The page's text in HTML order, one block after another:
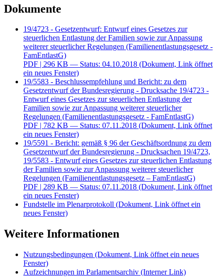
Dokumente
19/4723 - Gesetzentwurf: Entwurf eines Gesetzes zur
steuerlichen Entlastung der Familien sowie zur Anpassung
weiterer steuerlicher Regelungen (Familienentlastungsgesetz -
FamEntlastG)
PDF | 296 KB — Status: 04.10.2018 (Dokument, Link öffnet
ein neues Fenster)
19/5583 - Beschlussempfehlung und Bericht: zu dem
Gesetzentwurf der Bundesregierung - Drucksache 19/4723 -
Entwurf eines Gesetzes zur steuerlichen Entlastung der
Familien sowie zur Anpassung weiterer steuerlicher
Regelungen (Familienentlastungsgesetz - FamEntlastG)
PDF | 782 KB — Status: 07.11.2018 (Dokument, Link öffnet
ein neues Fenster)
19/5591 - Bericht: gemäß § 96 der Geschäftsordnung zu dem
Gesetzentwurf der Bundesregierung - Drucksachen 19/4723,
19/5583 - Entwurf eines Gesetzes zur steuerlichen Entlastung
der Familien sowie zur Anpassung weiterer steuerlicher
Regelungen (Familienentlastungsgesetz – FamEntlastG)
PDF | 289 KB — Status: 07.11.2018 (Dokument, Link öffnet
ein neues Fenster)
Fundstelle im Plenarprotokoll (Dokument, Link öffnet ein
neues Fenster)
Weitere Informationen
Nutzungsbedingungen (Dokument, Link öffnet ein neues
Fenster)
Aufzeichnungen im Parlamentsarchiv (Interner Link)